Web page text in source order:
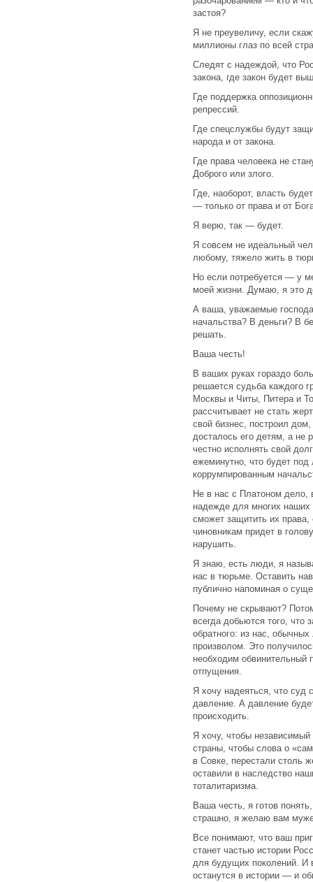
застоя?
Я не преувеличу, если
миллионы глаз по всей
Следят с надеждой, что
закона, где закон будет
Где поддержка
репрессий.
Где спецслужбы будут
народа и от закона.
Где права человека не
Доброго или злого.
Где, наоборот, власть
— только от права и от
Я верю, так — будет.
Я совсем не идеальный
любому, тяжело жить в
Но если потребуется — у
моей жизни. Думаю, я это
А ваша, уважаемые
начальства? В деньги? В
решать.
Ваша честь!
В ваших руках гораздо
решается судьба каждого
Москвы и Читы, Питера и
рассчитывает не стать
свой бизнес, построил
досталось его детям, а не
честно исполнять свой
ежеминутно, что будет
коррумпированным
Не в нас с Платоном дело,
надежде для многих наших
сможет защитить их
чиновникам придет в
нарушить.
Я знаю, есть люди, я
нас в тюрьме. Оставить
публично напоминая о
Почему не скрывают?
всегда добьются того, что
обратного: из нас,
произволом. Это
необходим обвинительный
отпущения.
Я хочу надеяться, что суд
давление. А давление
происходить.
Я хочу, чтобы
страны, чтобы слова о
в Совке, перестали столь
оставили в наследство
тоталитаризма.
Ваша честь, я готов
страшно, я желаю вам
Все понимают, что ваш
станет частью истории
для будущих поколений. И
останутся в истории — и